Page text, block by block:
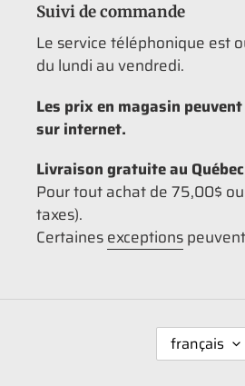
Suivi de commande
Le service téléphonique est
du lundi au vendredi.
Les prix en magasin
sur internet.
Livraison gratuite au Québec
Pour tout achat de 75,00$
taxes).
Certainesexceptions
A
français